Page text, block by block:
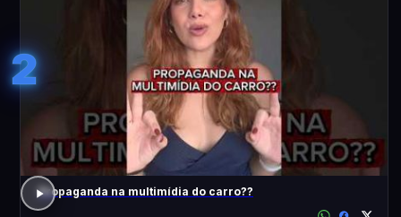
2
Propaganda na multimídia do carro??